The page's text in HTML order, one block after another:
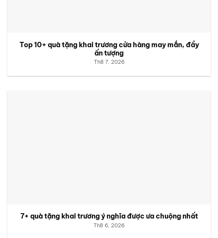
Top 10+ quà tặng khai trương cửa hàng may mắn, đầy
ấn tượng
Th8 7, 2026
7+ quà tặng khai trương ý nghĩa được ưa chuộng nhất
Th8 6, 2026